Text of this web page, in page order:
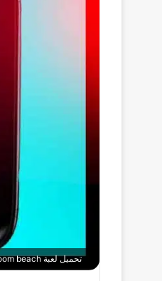
تحميل لعبة boom beach حرب الشاطئ مهكره 2023 للاندرويد والايفون